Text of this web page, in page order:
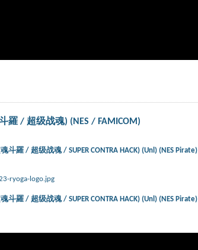
斗羅 / 超级战魂) (NES / FAMICOM)
(魂斗羅 / 超级战魂 / SUPER CONTRA HACK) (Unl) (NES Pirate)
ryoga-logo.jpg
(魂斗羅 / 超级战魂 / SUPER CONTRA HACK) (Unl) (NES Pirate)